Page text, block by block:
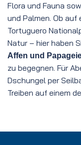
Flora und Fauna
und Palmen. Ob auf
Tortuguero
Natur – hier haben
Affen und
zu begegnen. Für
Dschungel per
Treiben auf einem